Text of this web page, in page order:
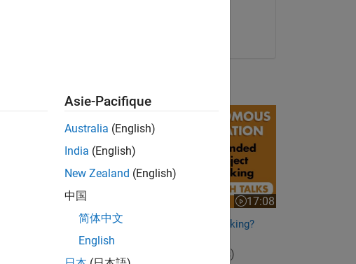
17:08
Video length is 17:08
What Is Extended Object Tracking?
View full series (6 Videos)
Asie-Pacifique
Australia (English)
India (English)
New Zealand (English)
中国
简体中文
English